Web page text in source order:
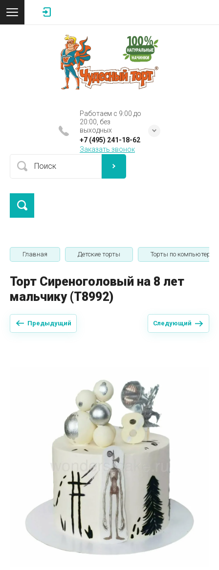
Работаем с 9:00 до
20:00, без
выходных
+7 (495) 241-18-62
Заказать звонок
Главная Детские торты Торты по
Торт Сиреноголовый на 8 лет
мальчику (T8992)
Предыдущий Следующий